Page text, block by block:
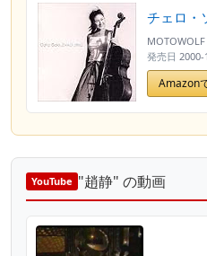
チェロ・
MOTOWOLF
発売日 2000-
Amazon
YouTube "趙静" の動画